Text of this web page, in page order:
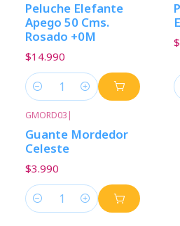
Peluche Elefante
Apego 50 Cms.
Rosado +0M
$14.990
Cantidad
GMORD03 |
Guante Mordedor
Celeste
$3.990
Cantidad